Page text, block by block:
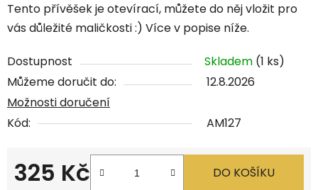
Tento přívěšek je otevírací, můžete do něj vložit pro
vás důležité maličkosti :) Více v popise níže.
Dostupnost Skladem (1 ks)
Můžeme doručit do:
12.8.2026
Možnosti doručení
Kód:
AM127
325 Kč DO KOŠÍKU